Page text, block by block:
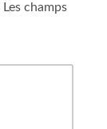
Les champs